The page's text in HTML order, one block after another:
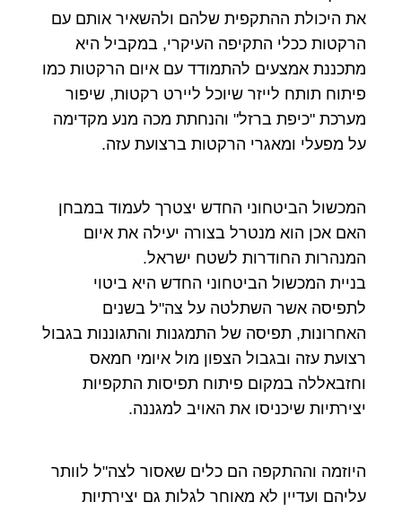
את היכולת ההתקפית שלהם ולהשאיר אותם עם
הרקטות ככלי התקיפה העיקרי, במקביל היא
מתכננת אמצעים להתמודד עם איום הרקטות כמו
פיתוח תותח לייזר שיוכל ליירט רקטות, שיפור
מערכת "כיפת ברזל" והנחתת מכה מנע מקדימה
על מפעלי ומאגרי הרקטות ברצועת עזה.
המכשול הביטחוני החדש יצטרך לעמוד במבחן
האם אכן הוא מנטרל בצורה יעילה את איום
המנהרות החודרות לשטח ישראל.
בניית המכשול הביטחוני החדש היא ביטוי
לתפיסה אשר השתלטה על צה"ל בשנים
האחרונות, תפיסה של התמגנות והתגוננות בגבול
רצועת עזה ובגבול הצפון מול איומי חמאס
וחזבאללה במקום פיתוח תפיסות התקפיות
יצירתיות שיכניסו את האויב למגננה.
היוזמה וההתקפה הם כלים שאסור לצה"ל לוותר
עליהם ועדיין לא מאוחר לגלות גם יצירתיות